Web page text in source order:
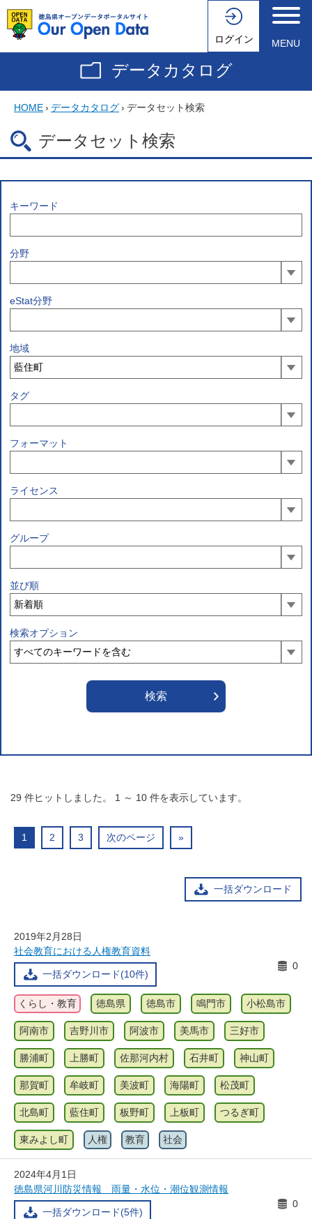
ログイン MENU
データカタログ
HOME› データカタログ› データセット検索
データセット検索
キーワード
分野
eStat分野
地域
タグ
フォーマット
ライセンス
グループ
並び順
検索オプション
29 件ヒットしました。 1 ～ 10 件を表示しています。
1 2 3 次のページ »
一括ダウンロード
2019年2月28日
社会教育における人権教育資料
一括ダウンロード(10件)
0
くらし・教育 徳島県 徳島市 鳴門市 小松島市
阿南市 吉野川市 阿波市 美馬市 三好市
勝浦町 上勝町 佐那河内村 石井町 神山町
那賀町 牟岐町 美波町 海陽町 松茂町
北島町 藍住町 板野町 上板町 つるぎ町
東みよし町 人権 教育 社会
2024年4月1日
徳島県河川防災情報 雨量・水位・潮位観測情報
一括ダウンロード(5件)
0